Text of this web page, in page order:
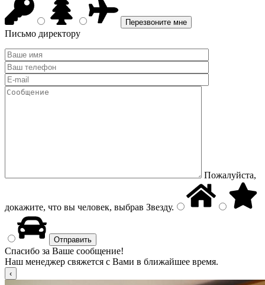
Письмо директору
Пожалуйста,
докажите, что вы человек, выбрав Звезду.
Спасибо за Ваше сообщение!
Наш менеджер свяжется с Вами в ближайшее время.